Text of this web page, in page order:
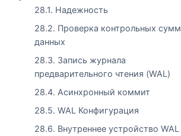
28.1. Надежность
28.2. Проверка контрольных сумм
данных
28.3. Запись журнала
предварительного чтения (WAL)
28.4. Асинхронный коммит
28.5. WAL Конфигурация
28.6. Внутреннее устройство WAL